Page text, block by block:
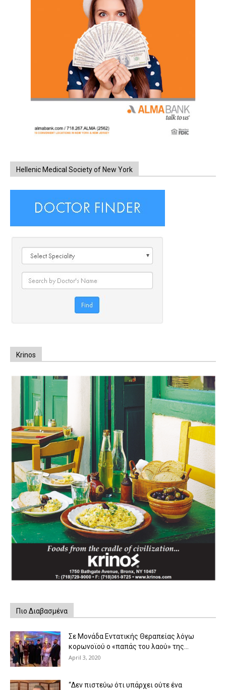
Hellenic Medical Society of New York
Krinos
Πιο Διαβασμένα
Σε Μονάδα Εντατικής Θεραπείας λόγω
κορωνοϊού ο «παπάς του λαού» της...
April 3, 2020
“Δεν πιστεύω ότι υπάρχει ούτε ένα